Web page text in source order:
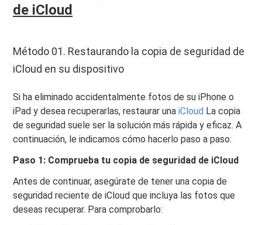
de iCloud
Método 01. Restaurando la copia de seguridad de
iCloud en su dispositivo
Si ha eliminado accidentalmente fotos de su iPhone o
iPad y desea recuperarlas, restaurar unaiCloud La copia
de seguridad suele ser la solución más rápida y eficaz. A
continuación, le indicamos cómo hacerlo paso a paso:
Paso 1: Comprueba tu copia de seguridad de iCloud
Antes de continuar, asegúrate de tener una copia de
seguridad reciente de iCloud que incluya las fotos que
deseas recuperar. Para comprobarlo: